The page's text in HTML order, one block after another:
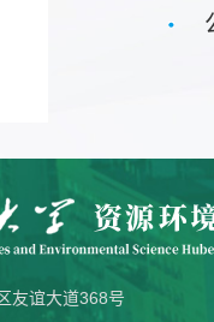
友谊大道368号